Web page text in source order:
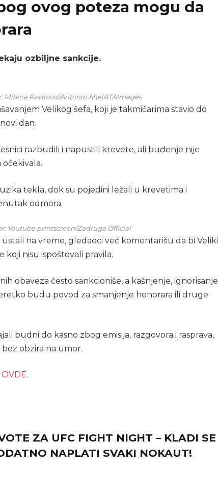
ovog poteza mogu da
ozbiljne sankcije.
Milena Pavković/Antonio AhelATAImages
Velikog šefa, koji je takmičarima stavio do
dan.
razbudili i napustili krevete, ali buđenje nije
tekla, dok su pojedini ležali u krevetima i
odmora.
Youtube printscreen/Zadruga Official
na vreme, gledaoci već komentarišu da bi Veliki
koji nisu ispoštovali pravila.
obaveza često sankcioniše, a kašnjenje, ignorisanje
budu povod za smanjenje honorara ili druge
budni do kasno zbog emisija, razgovora i rasprava,
bez obzira na umor.
OVDE.
ZA UFC FIGHT NIGHT – KLADI SE
NAPLATI SVAKI NOKAUT!